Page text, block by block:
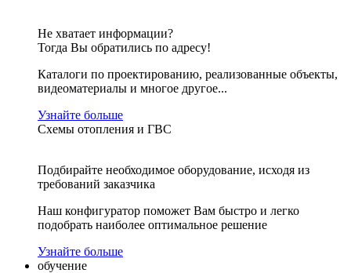
Не хватает информации?
Тогда Вы обратились по адресу!
Каталоги по проектированию, реализованные объекты,
видеоматериалы и многое другое...
Узнайте больше
Схемы отопления и ГВС
Подбирайте необходимое оборудование, исходя из
требований заказчика
Наш конфигуратор поможет Вам быстро и легко
подобрать наиболее оптимальное решение
Узнайте больше
обучение